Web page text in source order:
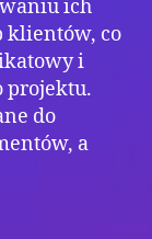
ich
klientów, co
i
projektu.
do
a